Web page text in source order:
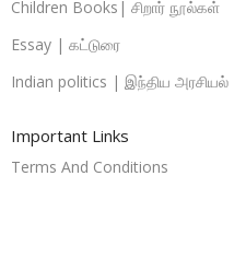
Children Books| சிறார் நூல்கள்
Essay | கட்டுரை
Indian politics | இந்திய அரசியல்
Important Links
Terms And Conditions